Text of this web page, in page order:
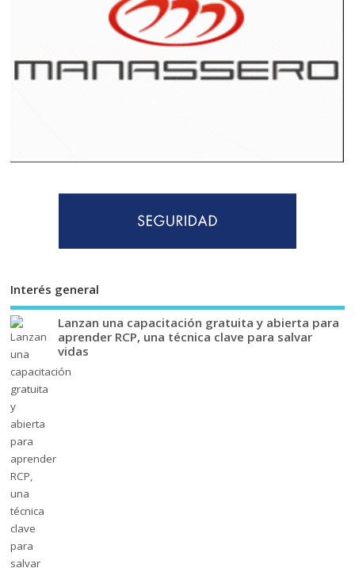
Interés general
Lanzan una capacitación gratuita y abierta para
aprender RCP, una técnica clave para salvar
vidas